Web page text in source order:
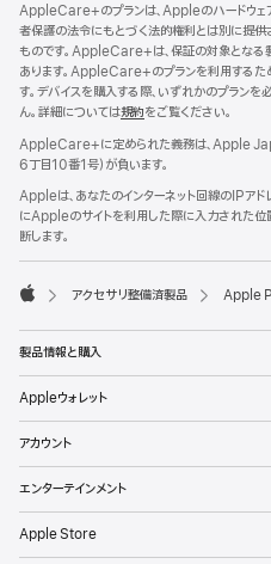
AppleCare+のプランは、Appleのハードウェ
者保護の法令にもとづく法的権利とは別に提供
ものです。AppleCare+は、保証の対象とな
あります。AppleCare+のプランを利用するた
す。デバイスを購入する際、いずれかのプラン
ん。詳細については規約（新
ウ
イ
ン
ド
き
す）
をご覧ください。
AppleCare+に定められた義務は、Apple
6丁目10番1号）が負いま す 。
Appleは、あなたのインターネット回線のIPア
にAppleのサイトを利用した際に入力された位
断します。
アクセサリ整備済製品 Apple
製品情報と購入
Appleウォレット
アカウント
エンターテインメント
Apple Store